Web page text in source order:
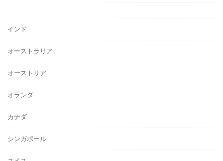
インド
オーストラリア
オーストリア
オランダ
カナダ
シンガポール